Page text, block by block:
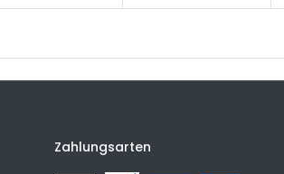
Zahlungsarten